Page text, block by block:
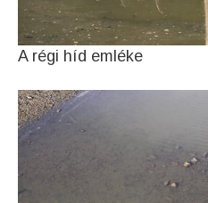
A régi híd emléke